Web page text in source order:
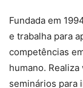
Fundada em
e trabalha para
competências
humano.
seminários para